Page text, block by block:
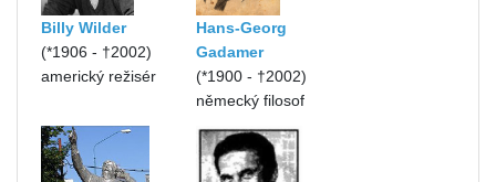
Billy Wilder
(*1906 - †2002)
americký režisér
Hans-Georg
Gadamer
(*1900 - †2002)
německý filosof